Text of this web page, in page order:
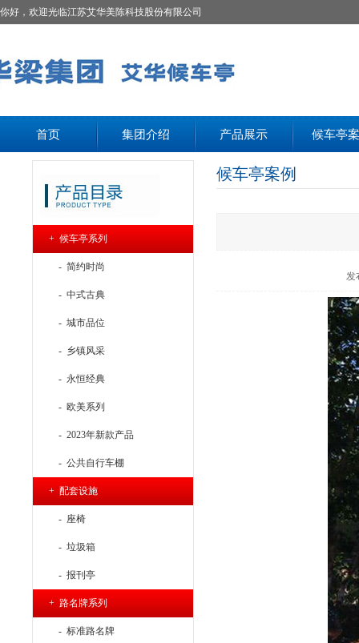
你好，欢迎光临江苏艾华美陈科技股份有限公司
首页 集团介绍 产品展示 候车亭
+ 候车亭系列
- 简约时尚
- 中式古典
- 城市品位
- 乡镇风采
- 永恒经典
- 欧美系列
- 2023年新款产品
- 公共自行车棚
+ 配套设施
- 座椅
- 垃圾箱
- 报刊亭
+ 路名牌系列
- 标准路名牌
候车亭案例
发